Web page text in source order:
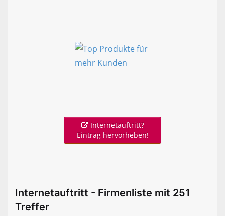
Internetauftritt?
Eintrag hervorheben!
Internetauftritt - Firmenliste mit 251
Treffer